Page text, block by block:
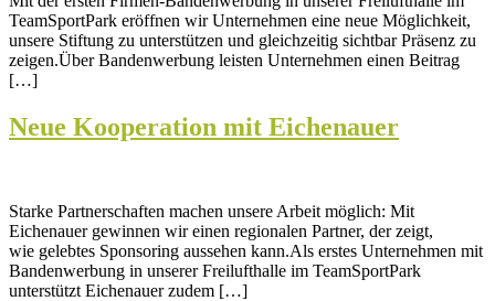
TeamSportPark eröffnen wir Unternehmen eine neue Möglichkeit,
unsere Stiftung zu unterstützen und gleichzeitig sichtbar Präsenz zu
zeigen.Über Bandenwerbung leisten Unternehmen einen Beitrag
[…]
Neue Kooperation mit Eichenauer
Starke Partnerschaften machen unsere Arbeit möglich: Mit
Eichenauer gewinnen wir einen regionalen Partner, der zeigt,
wie gelebtes Sponsoring aussehen kann.Als erstes Unternehmen mit
Bandenwerbung in unserer Freilufthalle im TeamSportPark
unterstützt Eichenauer zudem […]